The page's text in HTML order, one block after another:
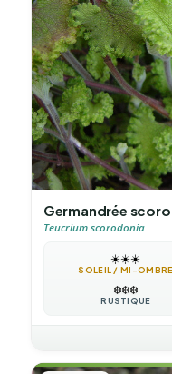
Germandrée
Teucrium scorodonia
☀️☀️☀️
SOLEIL / MI-OMBRE
❄️❄️❄️
RUSTIQUE